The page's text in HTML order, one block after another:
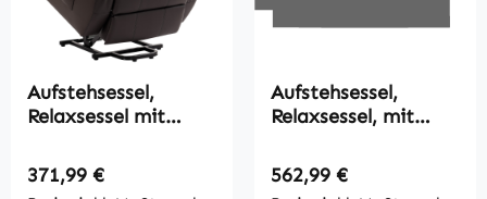
Aufstehsessel,
Relaxsessel mit
Fernbedienung,
Becherhalter,
Regulärer Preis:
371,99 €
Aufstehsessel,
Relaxsessel, mit
Fernbedienung,
Samtoptik, grau, 92
Regulärer Preis:
562,99 €